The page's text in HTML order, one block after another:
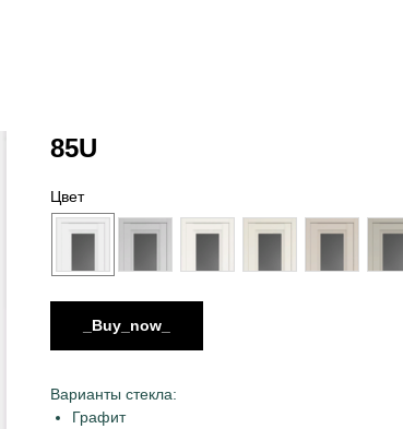
85U
Цвет
_Buy_now_
Варианты стекла:
Графит